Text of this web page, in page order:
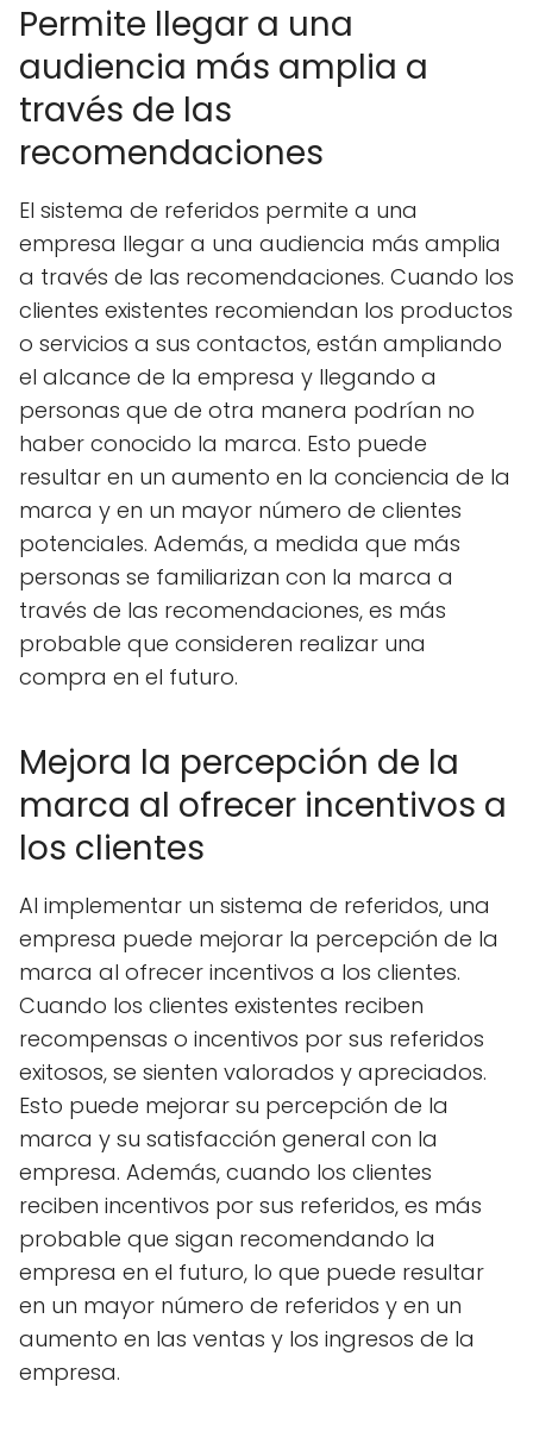
Permite llegar a una
audiencia más amplia a
través de las
recomendaciones
El sistema de referidos permite a una
empresa llegar a una audiencia más amplia
a través de las recomendaciones. Cuando los
clientes existentes recomiendan los productos
o servicios a sus contactos, están ampliando
el alcance de la empresa y llegando a
personas que de otra manera podrían no
haber conocido la marca. Esto puede
resultar en un aumento en la conciencia de la
marca y en un mayor número de clientes
potenciales. Además, a medida que más
personas se familiarizan con la marca a
través de las recomendaciones, es más
probable que consideren realizar una
compra en el futuro.
Mejora la percepción de la
marca al ofrecer incentivos a
los clientes
Al implementar un sistema de referidos, una
empresa puede mejorar la percepción de la
marca al ofrecer incentivos a los clientes.
Cuando los clientes existentes reciben
recompensas o incentivos por sus referidos
exitosos, se sienten valorados y apreciados.
Esto puede mejorar su percepción de la
marca y su satisfacción general con la
empresa. Además, cuando los clientes
reciben incentivos por sus referidos, es más
probable que sigan recomendando la
empresa en el futuro, lo que puede resultar
en un mayor número de referidos y en un
aumento en las ventas y los ingresos de la
empresa.